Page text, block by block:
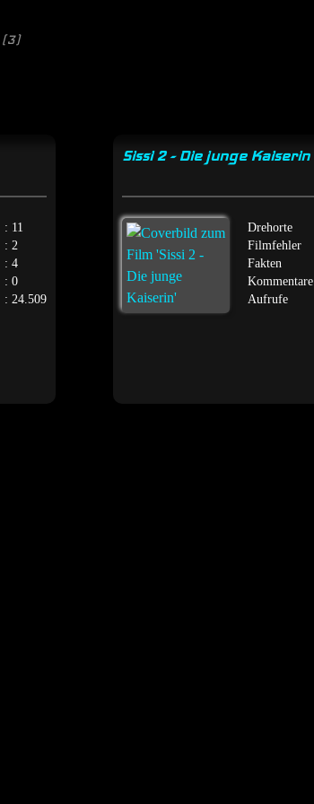
(3)
: 11
: 2
: 4
: 0
: 24.509
Sissi 2 - Die junge Kaiserin
Drehorte
Filmfehler
Fakten
Kommentare
Aufrufe